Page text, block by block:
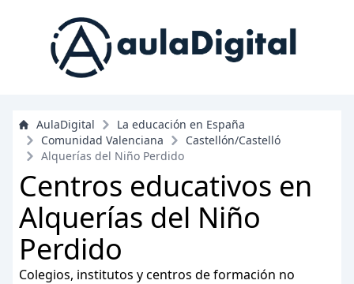
AulaDigital
La educación en España
Comunidad Valenciana
Castellón/Castelló
Alquerías del Niño Perdido
Centros educativos en
Alquerías del Niño
Perdido
Colegios, institutos y centros de formación no